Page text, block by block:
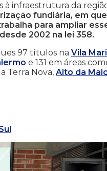
infraestrutura da
fundiária, em
para ampliar
2002 na lei 358.
97 títulos na Vila
e 131 em áreas
Terra Nova, Alto da